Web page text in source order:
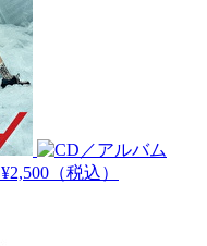
¥2,500（税込）